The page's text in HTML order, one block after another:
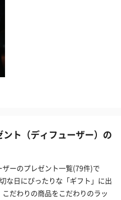
ト（ディフューザー）の
ーのプレゼント一覧(79件)で
な日にぴったりな「ギフト」に出
だわりの商品をこだわりのラッ